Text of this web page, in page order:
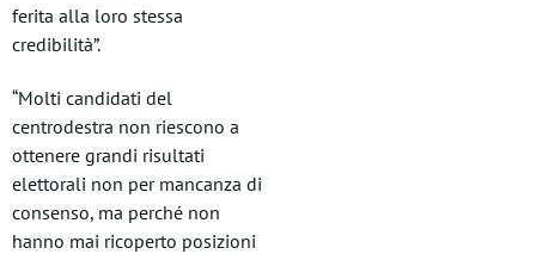
ferita alla loro stessa
credibilità”.
“Molti candidati del
centrodestra non riescono a
ottenere grandi risultati
elettorali non per mancanza di
consenso, ma perché non
hanno mai ricoperto posizioni